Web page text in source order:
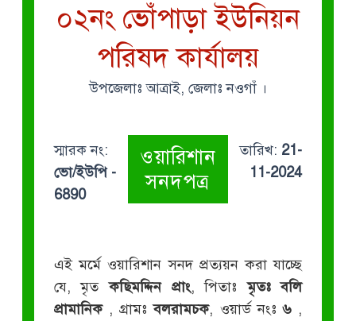
০২নং ভোঁপাড়া ইউনিয়ন
পরিষদ কার্যালয়
উপজেলাঃ আত্রাই, জেলাঃ নওগাঁ ।
স্মারক নং:
ভো/ইউপি -
6890
ওয়ারিশান
সনদপত্র
তারিখ: 21-
11-2024
এই মর্মে ওয়ারিশান সনদ প্রত্যয়ন করা যাচ্ছে
যে, মৃতকছিমদ্দিন প্রাং, পিতাঃমৃতঃ বলি
প্রামানিক, গ্রামঃবলরামচক, ওয়ার্ড নংঃ৬ ,